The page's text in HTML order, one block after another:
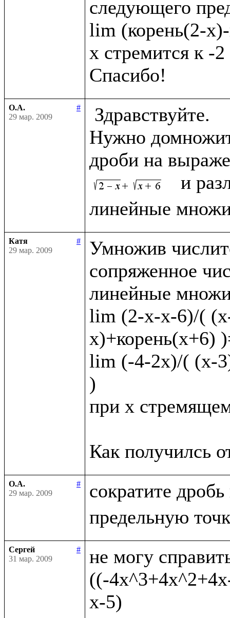
следующего
lim (корень(2-
x стремится к -2
О.А.
#
29 мар. 2009
Нужно
дроби на
и
Катя
#
29 мар. 2009
Умножив
сопряженное
линейные
lim (2-x-x-6)/(
x)+корень(x+6)
lim (-4-2x)/( (x-
)
при x
О.А.
#
29 мар. 2009
сократите дробь
Сергей
#
31 мар. 2009
не могу
((-